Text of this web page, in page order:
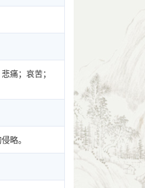
痛；哀苦；
略。